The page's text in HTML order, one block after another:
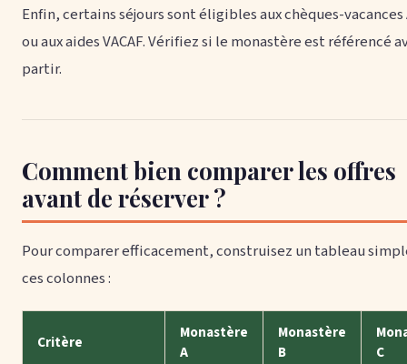
Enfin, certains séjours sont éligibles aux chèques-vacances
ou aux aides VACAF. Vérifiez si le monastère est référencé
partir.
Comment bien comparer les offres
avant de réserver ?
Pour comparer efficacement, construisez un tableau
ces colonnes :
Critère
Monastère
A
Monastère
B
C